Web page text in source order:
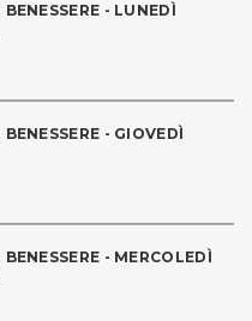
- LUNEDÌ
- GIOVEDÌ
- MERCOLEDÌ